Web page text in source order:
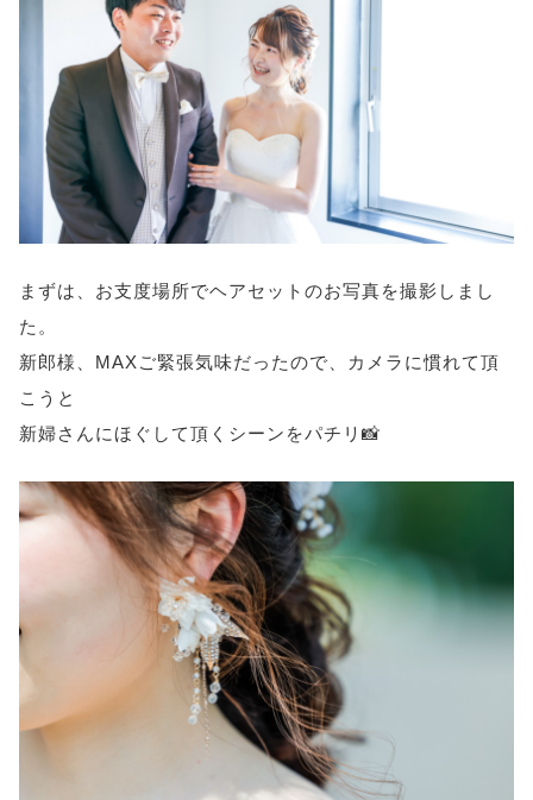
まずは、お支度場所でヘアセットのお写真を撮影しまし
た。
新郎様、MAXご緊張気味だったので、カメラに慣れて頂
こうと
新婦さんにほぐして頂くシーンをパチリ📸